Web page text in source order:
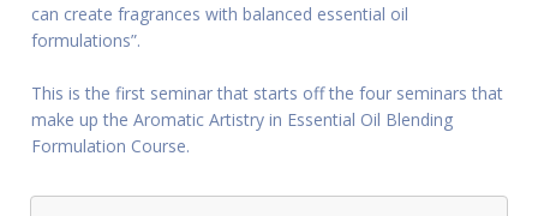
can create fragrances with balanced essential oil
formulations”.
This is the first seminar that starts off the four seminars that
make up the Aromatic Artistry in Essential Oil Blending
Formulation Course.